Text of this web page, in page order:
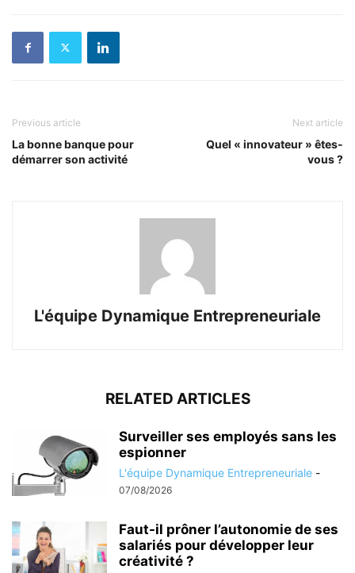
Previous article
La bonne banque pour
démarrer son activité
Next article
Quel « innovateur » êtes-
vous ?
L'équipe Dynamique Entrepreneuriale
RELATED ARTICLES
Surveiller ses employés sans les
espionner
L'équipe Dynamique Entrepreneuriale -
07/08/2026
Faut-il prôner l’autonomie de ses
salariés pour développer leur
créativité ?